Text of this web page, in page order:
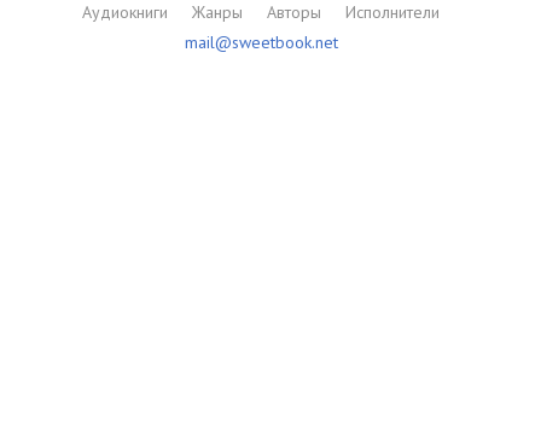
Аудиокниги Жанры Авторы
Исполнители
mail@sweetbook.net